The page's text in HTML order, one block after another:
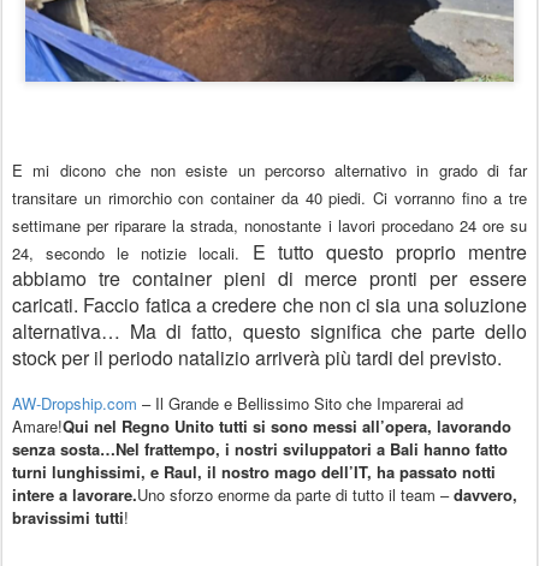
E mi dicono che non esiste un percorso alternativo in grado di far
transitare un rimorchio con container da 40 piedi. Ci vorranno fino a tre
settimane per riparare la strada, nonostante i lavori procedano 24 ore su
24, secondo le notizie locali. E tutto questo proprio mentre
abbiamo tre container pieni di merce pronti per essere
caricati. Faccio fatica a credere che non ci sia una soluzione
alternativa… Ma di fatto, questo significa che parte dello
stock per il periodo natalizio arriverà più tardi del previsto.
AW-Dropship.com – Il Grande e Bellissimo Sito che Imparerai ad
Amare!Qui nel Regno Unito tutti si sono messi all’opera, lavorando
senza sosta…Nel frattempo, i nostri sviluppatori a Bali hanno fatto
turni lunghissimi, e Raul, il nostro mago dell’IT, ha passato notti
intere a lavorare.Uno sforzo enorme da parte di tutto il team –davvero,
bravissimi tutti!